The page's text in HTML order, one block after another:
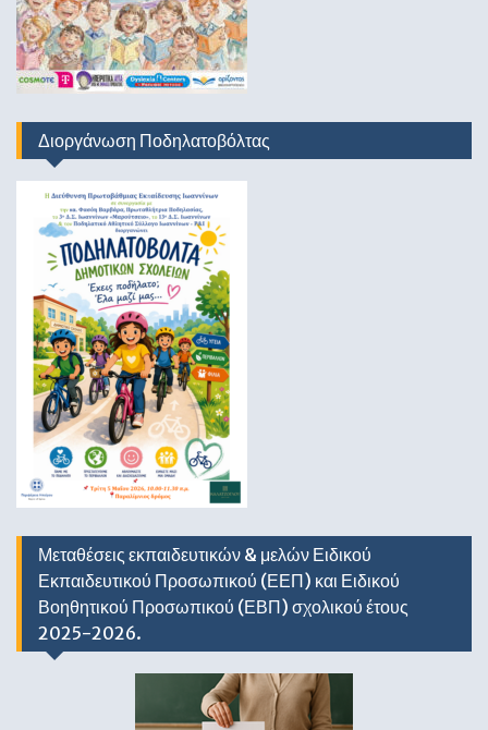
Διοργάνωση Ποδηλατοβόλτας
Μεταθέσεις εκπαιδευτικών & μελών Ειδικού
Εκπαιδευτικού Προσωπικού (ΕΕΠ) και Ειδικού
Βοηθητικού Προσωπικού (ΕΒΠ) σχολικού έτους
2025-2026.